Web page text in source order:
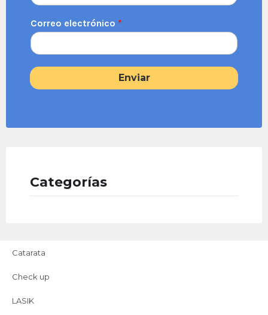
Correo electrónico *
Enviar
Categorías
Catarata
Check up
LASIK